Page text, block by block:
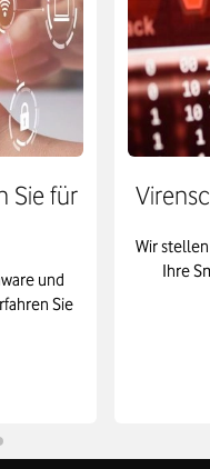
Sie für
und
Sie
Wir
Ihre